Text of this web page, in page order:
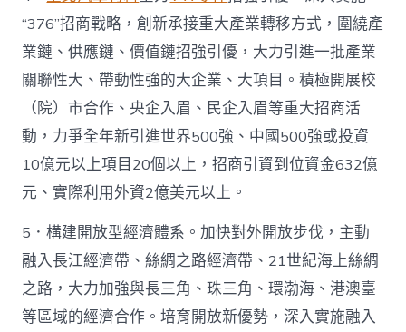
“376”招商戰略，創新承接重大產業轉移方式，圍繞產
業鏈、供應鏈、價值鏈招強引優，大力引進一批產業
關聯性大、帶動性強的大企業、大項目。積極開展校
（院）市合作、央企入眉、民企入眉等重大招商活
動，力爭全年新引進世界500強、中國500強或投資
10億元以上項目20個以上，招商引資到位資金632億
元、實際利用外資2億美元以上。
5．構建開放型經濟體系。加快對外開放步伐，主動
融入長江經濟帶、絲綢之路經濟帶、21世紀海上絲綢
之路，大力加強與長三角、珠三角、環渤海、港澳臺
等區域的經濟合作。培育開放新優勢，深入實施融入